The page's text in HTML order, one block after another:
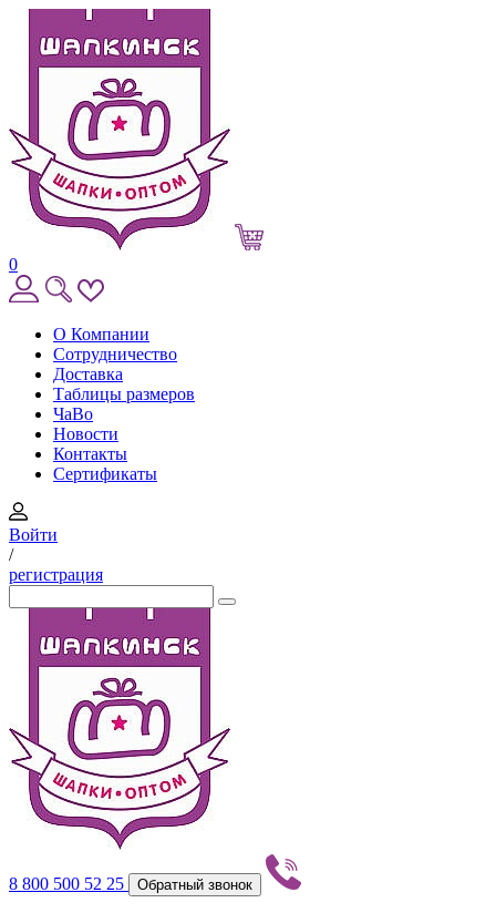
0
О Компании
Сотрудничество
Доставка
Таблицы размеров
ЧаВо
Новости
Контакты
Сертификаты
Войти
/
регистрация
8 800 500 52 25 Обратный звонок